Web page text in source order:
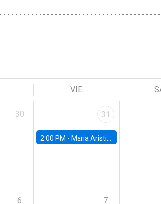
VIE
30 31
2:00 PM - Maria Aristizabal-Ramirez, FED Board
6 7